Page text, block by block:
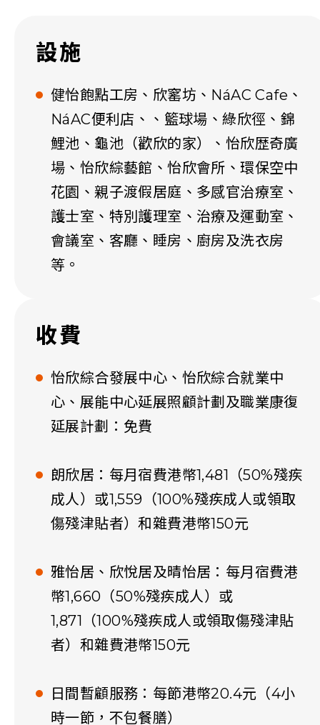
設施
健怡飽點工房、欣窰坊、NáAC Cafe、
NáAC便利店、、籃球場、綠欣徑、錦
鯉池、龜池（歡欣的家）、怡欣歴奇廣
場、怡欣綜藝館、怡欣會所、環保空中
花園、親子渡假居庭、多感官治療室、
護士室、特別護理室、治療及運動室、
會議室、客廳、睡房、廚房及洗衣房
等。
收費
怡欣綜合發展中心、怡欣綜合就業中
心、展能中心延展照顧計劃及職業康復
延展計劃：免費
朗欣居：每月宿費港幣1,481（50%殘疾
成人）或1,559（100%殘疾成人或領取
傷殘津貼者）和雜費港幣150元
雅怡居、欣悅居及晴怡居：每月宿費港
幣1,660（50%殘疾成人）或
1,871（100%殘疾成人或領取傷殘津貼
者）和雜費港幣150元
日間暫顧服務：每節港幣20.4元（4小
時一節，不包餐膳）